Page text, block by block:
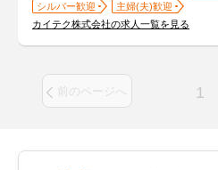
シルバー歓迎
主婦(夫)歓迎
カイテク株式会社の求人一覧を見る
前のページへ 1